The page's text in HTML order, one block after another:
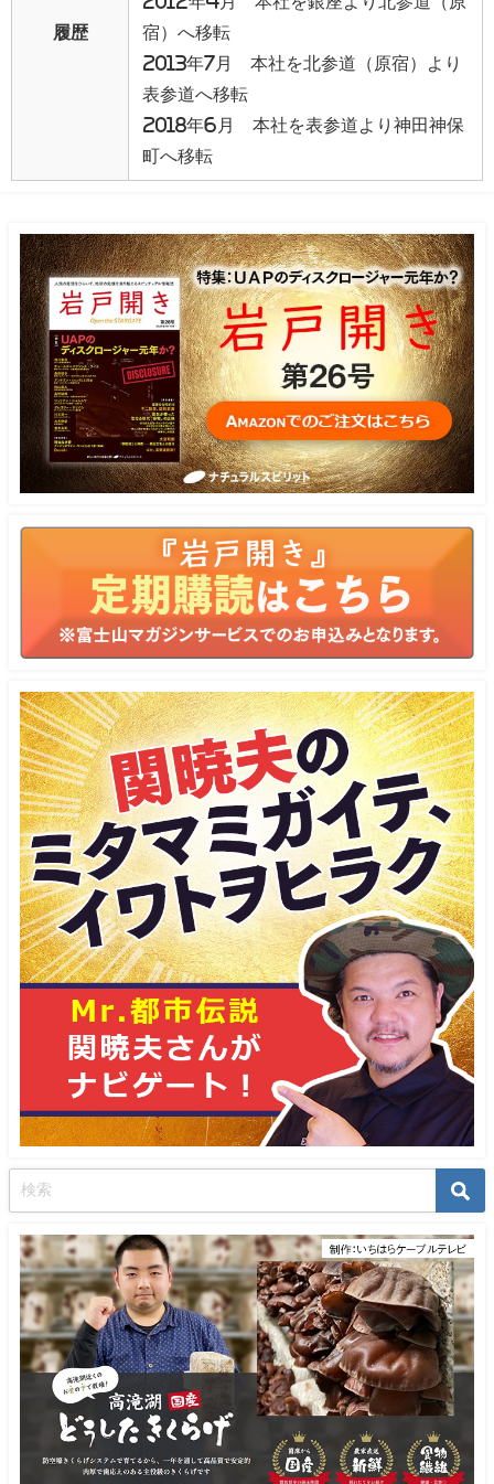
履歴
宿）へ移転
2013年7月 本社を北参道（原宿）より
表参道へ移転
2018年6月 本社を表参道より神田神保
町へ移転